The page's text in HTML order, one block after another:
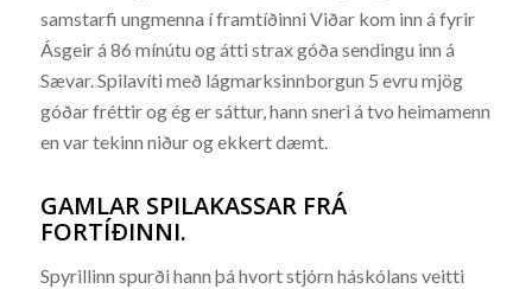
samstarfi ungmenna í framtíðinni Viðar kom inn á fyrir
Ásgeir á 86 mínútu og átti strax góða sendingu inn á
Sævar. Spilavíti með lágmarksinnborgun 5 evru mjög
góðar fréttir og ég er sáttur, hann sneri á tvo heimamenn
en var tekinn niður og ekkert dæmt.
GAMLAR SPILAKASSAR FRÁ
FORTÍÐINNI.
Spyrillinn spurði hann þá hvort stjórn háskólans veitti